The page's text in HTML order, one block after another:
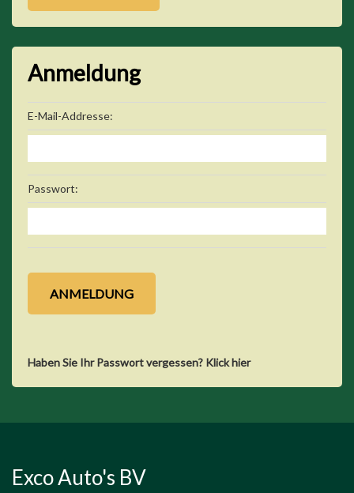
Anmeldung
E-Mail-Addresse:
Passwort:
Haben Sie Ihr Passwort vergessen? Klick hier
Exco Auto's BV